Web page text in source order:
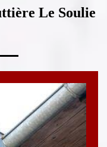
Le Soulie